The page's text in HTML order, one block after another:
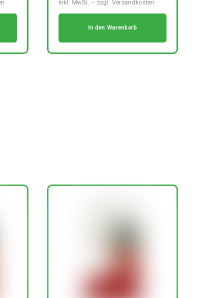
In den Warenkorb